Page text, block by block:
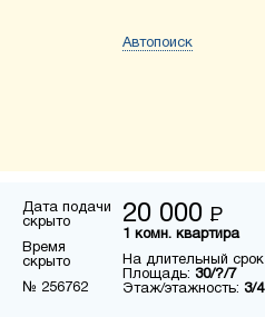
Автопоиск
Дата подачи
скрыто
Время
скрыто
№ 256762
20 000 Р
1 комн. квартира
На длительный срок
Площадь: 30/?/7
Этаж/этажность: 3/4